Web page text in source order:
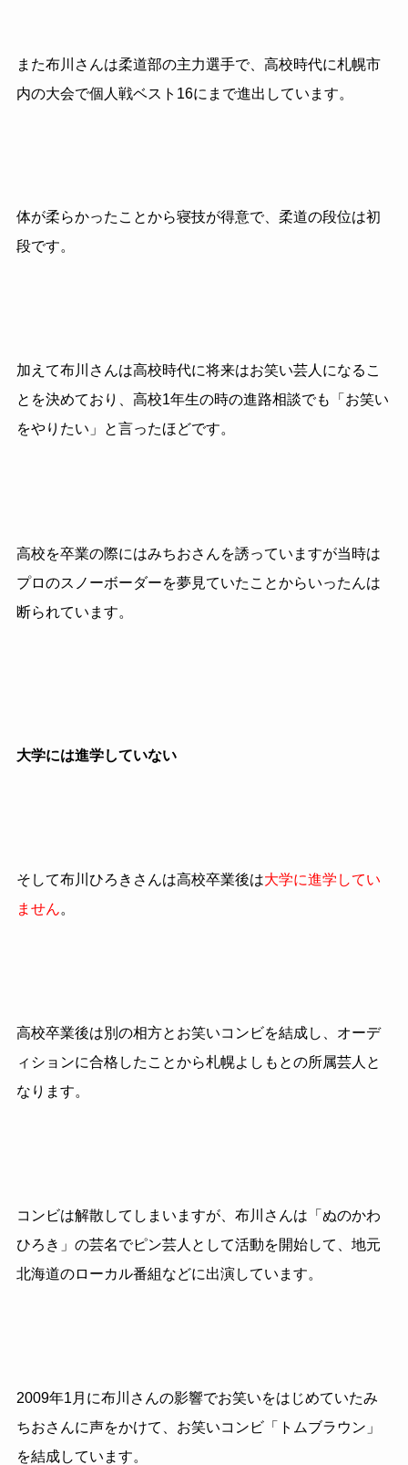
また布川さんは柔道部の主力選手で、高校時代に札幌市
内の大会で個人戦ベスト 16にまで進出しています。
体が柔らかったことから寝技が得意で、柔道の段位は初
段です。
加えて布川さんは高校時代に将来はお笑い芸人になるこ
とを決めており、高校1年生の時の進路相談でも「お笑い
をやりたい」と言ったほどです。
高校を卒業の際にはみちおさんを誘っていますが当時は
プロのスノーボーダーを夢見ていたことからいったんは
断られています。
大学には進学していない
そして布川ひろきさんは高校卒業後は大学に進学してい
ません。
高校卒業後は別の相方とお笑いコンビを結成し、オーデ
ィションに合格したことから札幌よしもとの所属芸人と
なります。
コンビは解散してしまいますが、布川さんは「ぬのかわ
ひろき」の芸名でピン芸人として活動を開始して、地元
北海道のローカル番組などに出演しています。
2009年1 月に布川さんの影響でお笑いをはじめていたみ
ちおさんに声をかけて、お笑いコンビ「トムブラウン」
を結成しています。